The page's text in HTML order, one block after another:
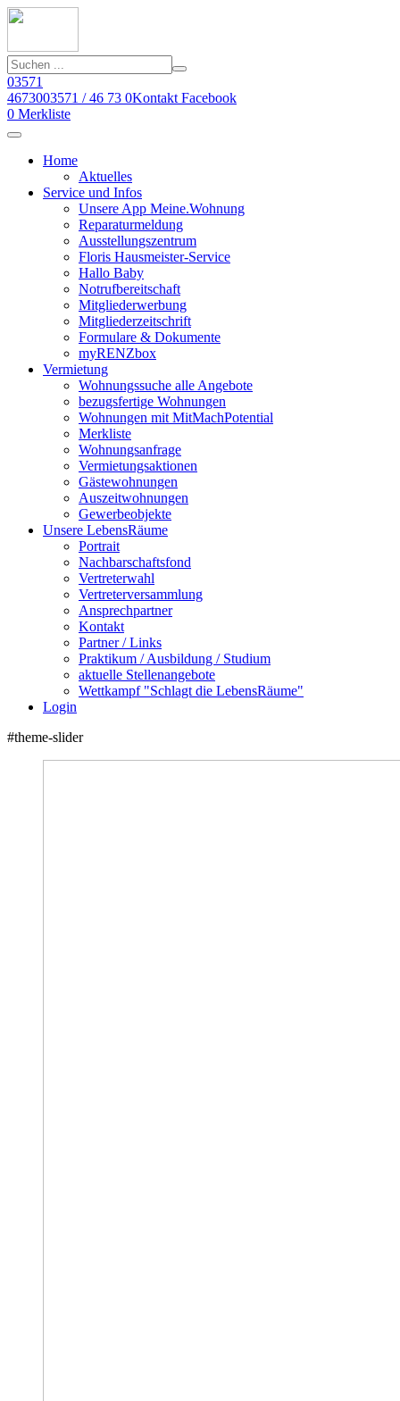
03571
4673003571 / 46 73 0Kontakt Facebook
0 Merkliste
Home
Aktuelles
Service und Infos
Unsere App Meine.Wohnung
Reparaturmeldung
Ausstellungszentrum
Floris Hausmeister-Service
Hallo Baby
Notrufbereitschaft
Mitgliederwerbung
Mitgliederzeitschrift
Formulare & Dokumente
myRENZbox
Vermietung
Wohnungssuche alle Angebote
bezugsfertige Wohnungen
Wohnungen mit MitMachPotential
Merkliste
Wohnungsanfrage
Vermietungsaktionen
Gästewohnungen
Auszeitwohnungen
Gewerbeobjekte
Unsere LebensRäume
Portrait
Nachbarschaftsfond
Vertreterwahl
Vertreterversammlung
Ansprechpartner
Kontakt
Partner / Links
Praktikum / Ausbildung / Studium
aktuelle Stellenangebote
Wettkampf "Schlagt die LebensRäume"
Login
#theme-slider